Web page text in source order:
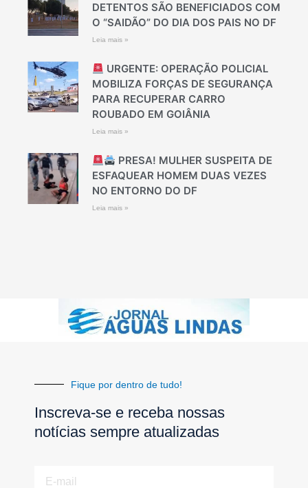
DETENTOS SÃO BENEFICIADOS COM
O “SAIDÃO” DO DIA DOS PAIS NO DF
Leia mais »
URGENTE: OPERAÇÃO POLICIAL
MOBILIZA FORÇAS DE SEGURANÇA
PARA RECUPERAR CARRO
ROUBADO EM GOIÂNIA
Leia mais »
PRESA! MULHER SUSPEITA DE
ESFAQUEAR HOMEM DUAS VEZES
NO ENTORNO DO DF
Leia mais »
Fique por dentro de tudo!
Inscreva-se e receba nossas
notícias sempre atualizadas